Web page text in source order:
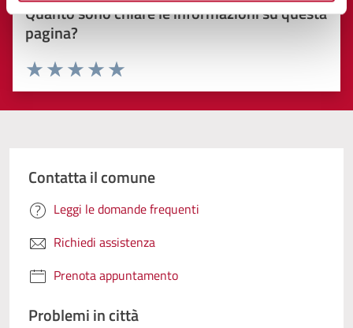
Quanto sono chiare le informazioni su questa
pagina?
Valuta 5 stelle su 5
Valuta 4 stelle su 5
Valuta 3 stelle su 5
Valuta 2 stelle su 5
Valuta 1 stelle su 5
Contatta il comune
Leggi le domande frequenti
Richiedi assistenza
Prenota appuntamento
Problemi in città